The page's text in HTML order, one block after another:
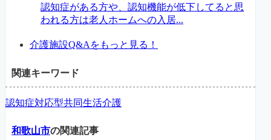
認知症がある方や、認知機能が低下してると思
われる方は老人ホームへの入居...
介護施設Q&Aをもっと見る！
関連キーワード
認知症対応型共同生活介護
和歌山市の関連記事